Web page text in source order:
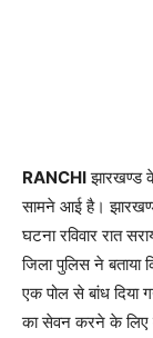
RANCHIझारखण्ड
सामने आई है।
घटना रविवार रात
जिला पुलिस ने बताया
एक पोल से बांध दिया
का सेवन करने के लिए